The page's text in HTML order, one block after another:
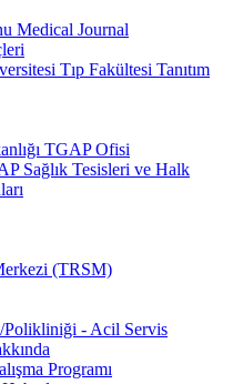
Medical Journal
Tıp Fakültesi Tanıtım
TGAP Ofisi
Sağlık Tesisleri ve Halk
(TRSM)
- Acil Servis
Programı